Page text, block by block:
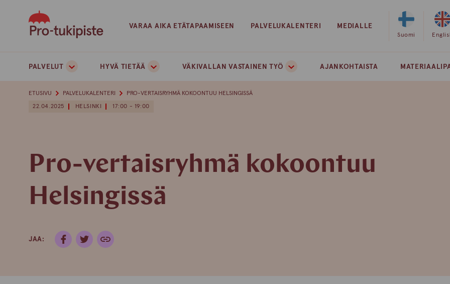
VARAA AIKA ETÄTAPAAMISEEN PALVELUKALENTERI MEDIALLE
Valitse
Suomi
PALVELUT HYVÄ TIETÄÄ VÄKIVALLAN VASTAINEN TYÖ AJANKOHTAISTA
ETUSIVU PALVELUKALENTERI PRO-VERTAISRYHMÄ KOKOONTUU HELSINGISSÄ
22.04.2025 HELSINKI 17:00 - 19:00
Pro-vertaisryhmä kokoontuu
Helsingissä
JAA: